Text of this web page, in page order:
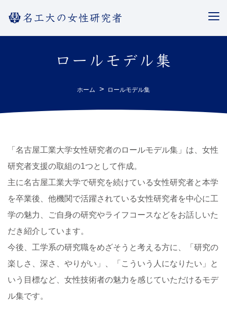
名工大の女性研究者
ホーム ロールモデル集
ロールモデル集
「名古屋工業大学女性研究者のロールモデル集」は、女性
研究者支援の取組の1つとして作成。
主に名古屋工業大学で研究を続けている女性研究者と本学
を卒業後、他機関で活躍されている女性研究者を中心に工
学の魅力、ご自身の研究やライフコースなどをお話しいた
だき紹介しています。
今後、工学系の研究職をめざそうと考える方に、「研究の
楽しさ、深さ、やりがい」、「こういう人になりたい」と
いう目標など、女性技術者の魅力を感じていただけるモデ
ル集です。